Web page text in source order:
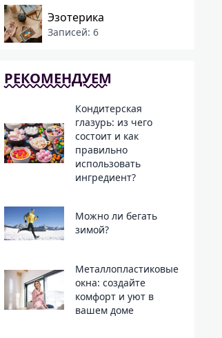
Эзотерика
Записей: 6
РЕКОМЕНДУЕМ
Кондитерская
глазурь: из чего
состоит и как
правильно
использовать
ингредиент?
Можно ли бегать
зимой?
Металлопластиковые
окна: создайте
комфорт и уют в
вашем доме